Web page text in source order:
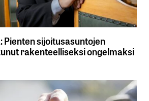
Pienten sijoitusasuntojen
rakenteelliseksi ongelmaksi